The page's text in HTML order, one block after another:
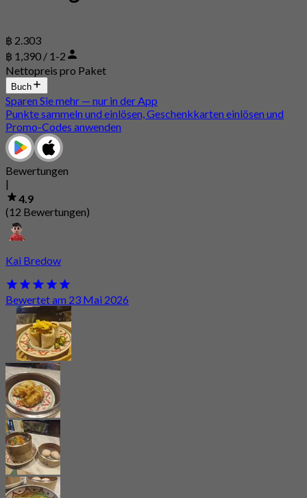
฿ 2.303
฿ 1,390 / 1-2
Nettopreis pro Paket
Buch
Sparen Sie mehr — nur in der App
Punkte sammeln und einlösen, Geschenkkarten einlösen und
Promo-Codes anwenden
Bewertungen
|
4.9
(12 Bewertungen)
Kai Bredow
Bewertet am 23 Mai 2026